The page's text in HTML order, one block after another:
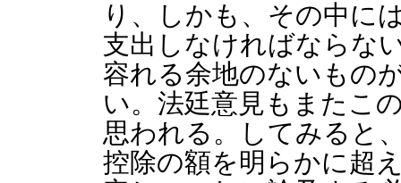
り、しかも、その中に
支出しなければならな
容れる余地のないもの
い。法廷意見もまたこ
思われる。してみると
控除の額を明らかに超